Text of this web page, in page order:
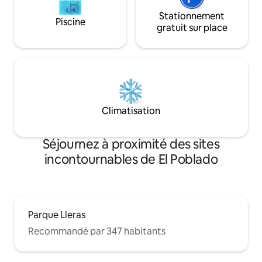
Piscine
Stationnement
gratuit sur place
Climatisation
Séjournez à proximité des sites
incontournables de El Poblado
Parque Lleras
Recommandé par 347 habitants